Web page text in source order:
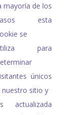
mayoría de los
esta
se
para
únicos
nuestro sitio y
actualizada